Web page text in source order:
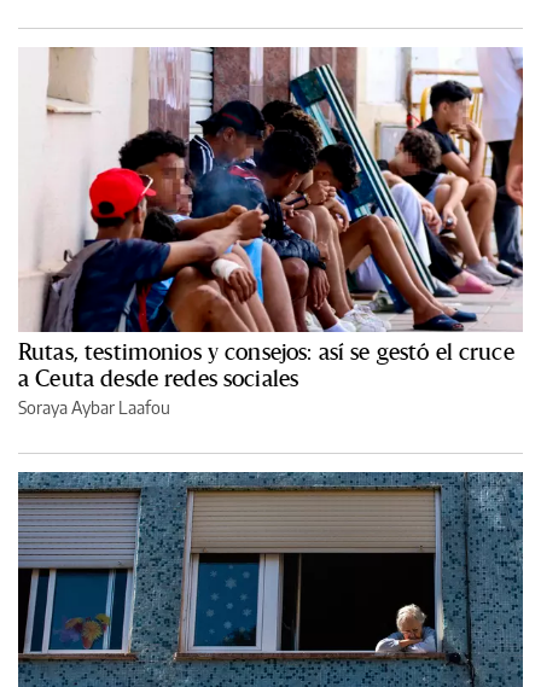
Rutas, testimonios y consejos: así se gestó el cruce
a Ceuta desde redes sociales
Soraya Aybar Laafou